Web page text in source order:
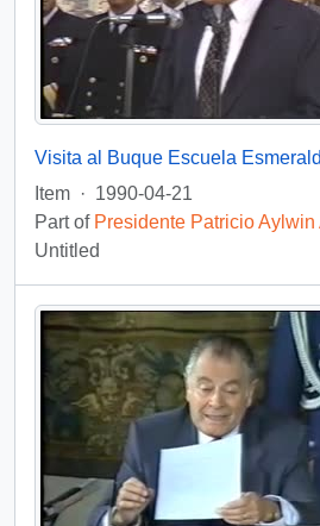
Visita al Buque Escuela
Item · 1990-04-21
Part of Presidente Patricio
Untitled